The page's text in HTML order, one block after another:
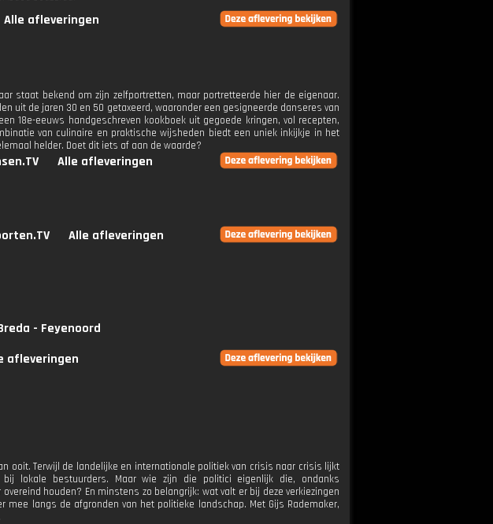
Alle afleveringen
staat bekend om zijn zelfportretten, maar portretteerde hier de eigenaar.
uit de jaren 30 en 50 getaxeerd, waaronder een gesigneerde danseres van
18e-eeuws handgeschreven kookboek uit gegoede kringen, vol recepten,
van culinaire en praktische wijsheden biedt een uniek inkijkje in het
helder. Doet dit iets af aan de waarde?
Alle afleveringen
Alle afleveringen
- Feyenoord
afleveringen
ooit. Terwijl de landelijke en internationale politiek van crisis naar crisis lijkt
lokale bestuurders. Maar wie zijn die politici eigenlijk die, ondanks
houden? En minstens zo belangrijk: wat valt er bij deze verkiezingen
mee langs de afgronden van het politieke landschap. Met Gijs Rademaker,